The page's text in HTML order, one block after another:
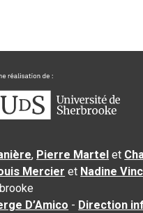
, Pierre Martel et
Mercier et Nadine
D’Amico - Direction